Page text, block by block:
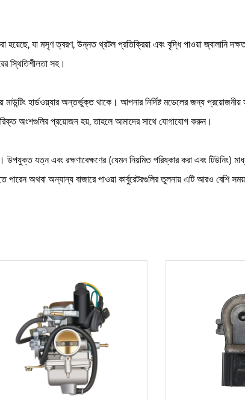
যা মসৃণ ত্বরণ, উন্নত থ্রটল প্রতিক্রিয়া এবং বৃদ্ধি পাওয়া জ্বালানি
স্থিতিশীলতা সহ।
হার্ডওয়্যার অন্তর্ভুক্ত থাকে। আপনার নির্দিষ্ট মডেলের জন্য
অংশগুলির প্রয়োজন হয়, তাহলে আমাদের সাথে যোগাযোগ করুন।
যত্ন এবং রক্ষণাবেক্ষণের (যেমন নিয়মিত পরিষ্কার করা এবং টিউনিং)
পারেন অথবা অন্যান্য বাজারে পাওয়া কার্বুরেটরগুলির তুলনায় এটি আরও বেশি